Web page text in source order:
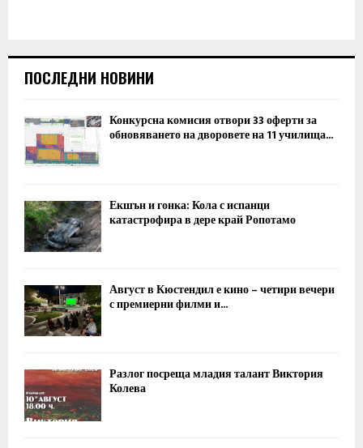
ПОСЛЕДНИ НОВИНИ
Конкурсна комисия отвори 33 оферти за
обновяването на дворовете на 11 училища...
Екшън и гонка: Кола с испанци
катастрофира в дере край Ропотамо
Август в Кюстендил е кино – четири вечери
с премиерни филми и...
Разлог посреща младия талант Виктория
Колева